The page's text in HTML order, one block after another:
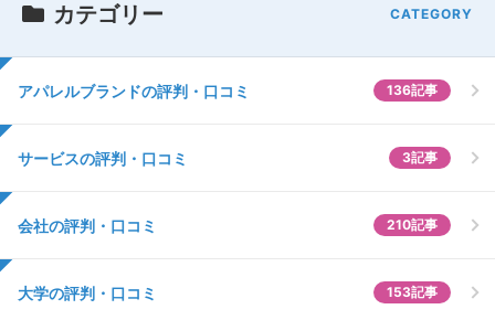
カテゴリー
アパレルブランドの評判・口コミ 136記事
サービスの評判・口コミ 3記事
会社の評判・口コミ 210記事
大学の評判・口コミ 153記事